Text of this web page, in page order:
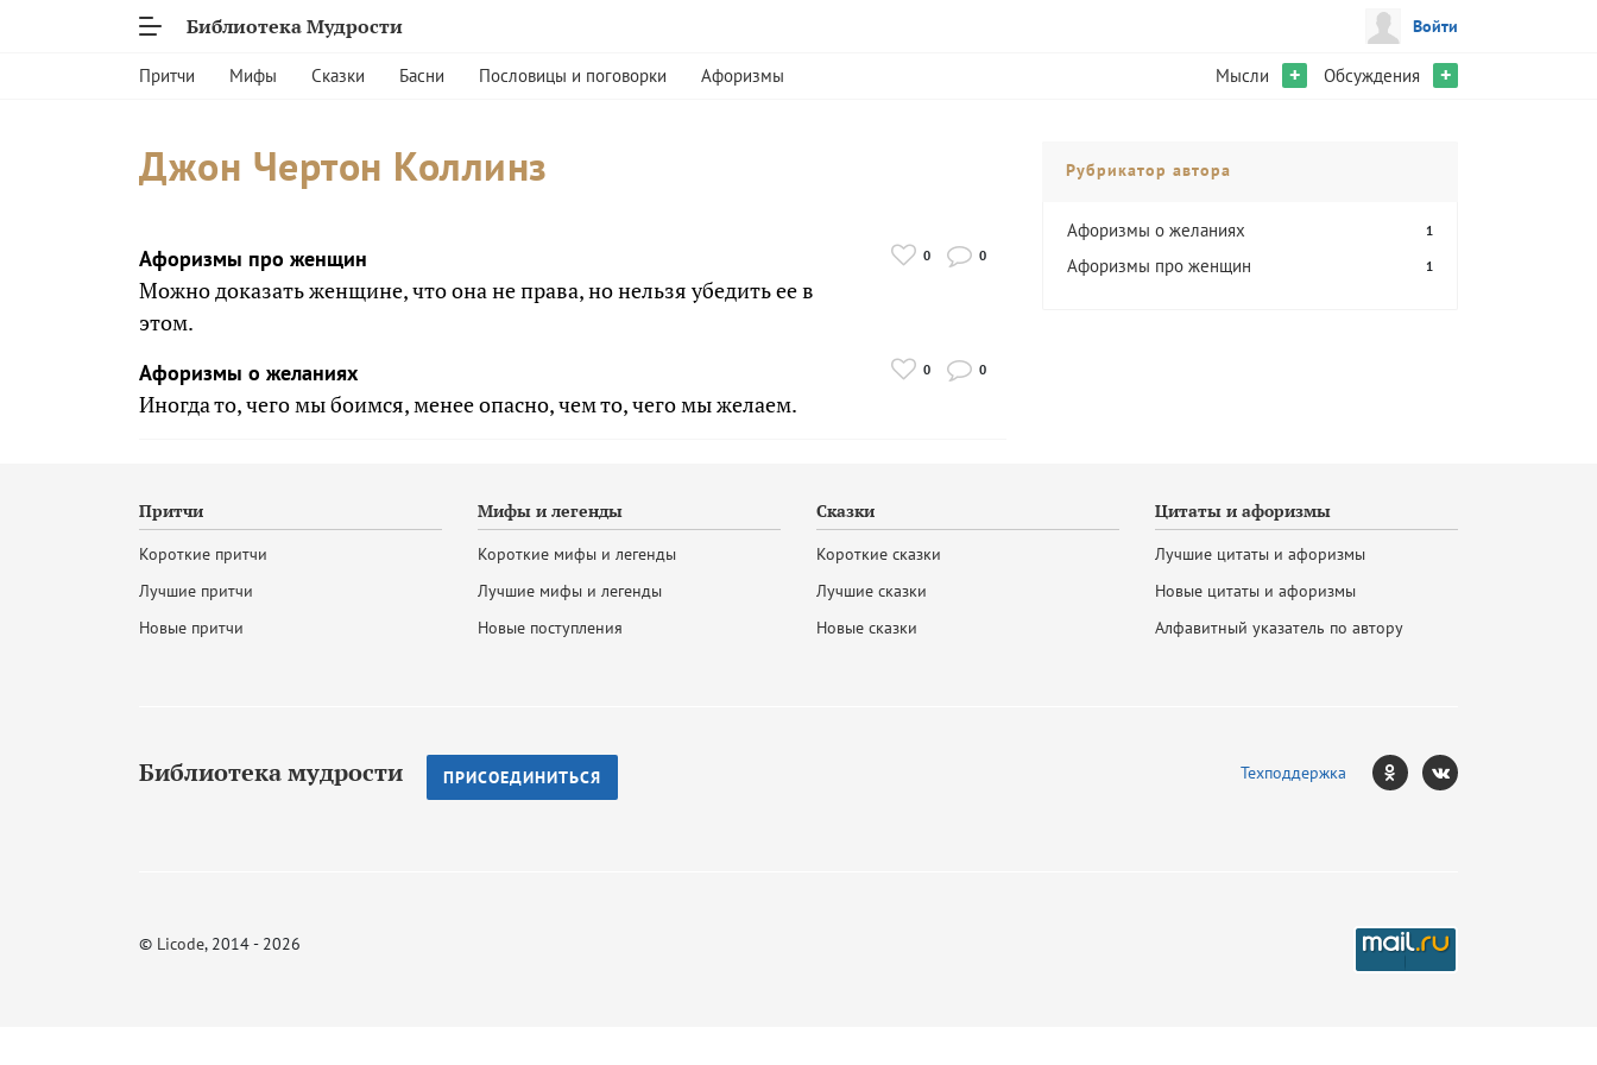
Библиотека Мудрости Войти
Притчи Мифы Сказки Басни Пословицы и поговорки Афоризмы Мысли + Обсуждения +
Джон Чертон Коллинз
Афоризмы про женщин
Можно доказать женщине, что она не права, но нельзя убедить ее в
этом.
0 0
Афоризмы о желаниях
Иногда то, чего мы боимся, менее опасно, чем то, чего мы желаем.
0 0
Рубрикатор автора
Афоризмы о желаниях 1
Афоризмы про женщин 1
Притчи
Короткие притчи
Лучшие притчи
Новые притчи
Мифы и легенды
Короткие мифы и легенды
Лучшие мифы и легенды
Новые поступления
Сказки
Короткие сказки
Лучшие сказки
Новые сказки
Цитаты и афоризмы
Лучшие цитаты и афоризмы
Новые цитаты и афоризмы
Алфавитный указатель по автору
Библиотека мудрости ПРИСОЕДИНИТЬСЯ Техподдержка
© Licode, 2014 - 2026